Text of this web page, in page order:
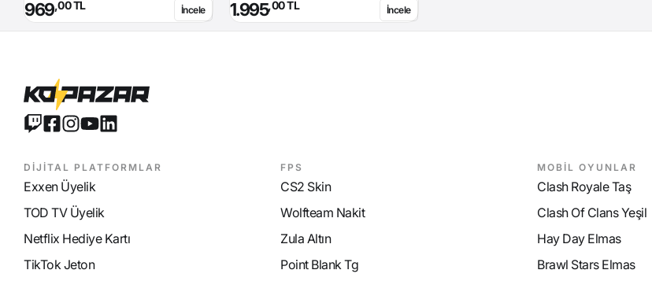
Resistance to Lighting
50
969,00 TL İncele
Resistance to Lighting
50
1.995,00 TL İncele
DİJİTAL PLATFORMLAR
Exxen Üyelik
TOD TV Üyelik
Netflix Hediye Kartı
TikTok Jeton
FPS
CS2 Skin
Wolfteam Nakit
Zula Altın
Point Blank Tg
MOBİL OYUNLAR
Clash Royale Taş
Clash Of Clans Yeşil
Hay Day Elmas
Brawl Stars Elmas